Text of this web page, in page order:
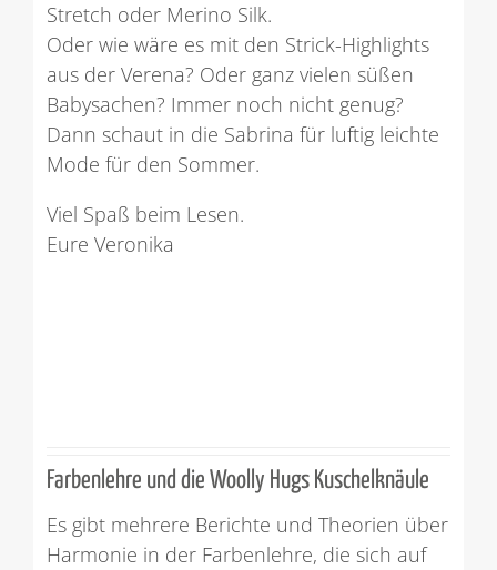
Stretch oder Merino Silk.
Oder wie wäre es mit den Strick-Highlights
aus der Verena? Oder ganz vielen süßen
Babysachen? Immer noch nicht genug?
Dann schaut in die Sabrina für luftig leichte
Mode für den Sommer.
Viel Spaß beim Lesen.
Eure Veronika
Farbenlehre und die Woolly Hugs Kuschelknäule
Es gibt mehrere Berichte und Theorien über
Harmonie in der Farbenlehre, die sich auf